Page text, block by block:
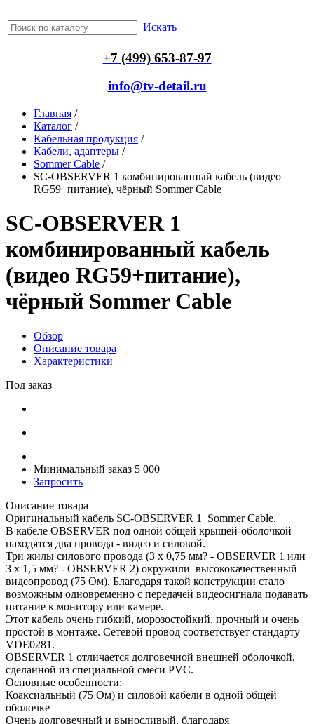
Искать
+7 (499) 653-87-97
info@tv-detail.ru
Главная /
Каталог /
Кабельная продукция /
Кабели, адаптеры /
Sommer Cable /
SC-OBSERVER 1 комбинированный кабель (видео
RG59+питание), чёрный Sommer Cable
SC-OBSERVER 1
комбинированный кабель
(видео RG59+питание),
чёрный Sommer Cable
Обзор
Описание товара
Характеристики
Под заказ
Минимальный заказ 5 000
Запросить
Описание товара
Оригинальный кабель SC-OBSERVER 1 Sommer Cable.
В кабеле OBSERVER под одной общей крышей-оболочкой
находятся два провода - видео и силовой.
Три жилы силового провода (3 х 0,75 мм? - OBSERVER 1 или
3 х 1,5 мм? - OBSERVER 2) окружили высококачественный
видеопровод (75 Ом). Благодаря такой конструкции стало
возможным одновременно с передачей видеосигнала подавать
питание к монитору или камере.
Этот кабель очень гибкий, морозостойкий, прочный и очень
простой в монтаже. Сетевой провод соответствует стандарту
VDE0281.
OBSERVER 1 отличается долговечной внешней оболочкой,
сделанной из специальной смеси PVC.
Основные особенности:
Коаксиальный (75 Ом) и силовой кабели в одной общей
оболочке
Очень долговечный и выносливый, благодаря